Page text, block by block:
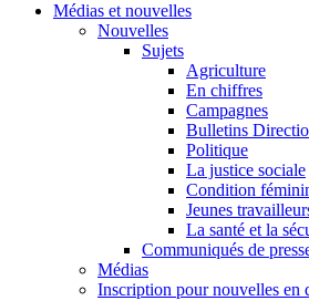
Médias et nouvelles
Nouvelles
Sujets
Agriculture
En chiffres
Campagnes
Bulletins
Politique
La justice sociale
Condition
Jeunes
La santé et la
Communiqués de
Médias
Inscription pour nouvelles en